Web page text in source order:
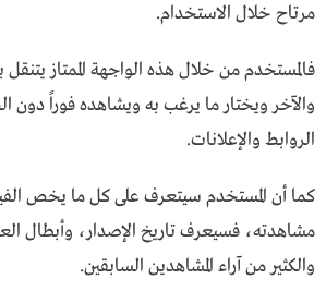
مرتاح خلال الاستخدام.
فالمستخدم من خلال هذه الواجهة الممتاز
والآخر ويختار ما يرغب به ويشاهده فوراً دون
الروابط والإعلانات.
كما أن المستخدم سيتعرف على كل ما يخص
مشاهدته، فسيعرف تاريخ الإصدار، وأبطال
والكثير من آراء المشاهدين السابقين.